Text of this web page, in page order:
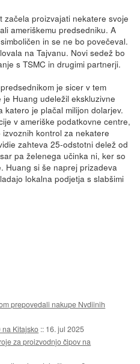
proizvajati nekatere svoje
ameriškemu predsedniku. A
in se ne bo povečeval.
na Tajvanu. Novi sedež bo
s TSMC in drugimi partnerji.
je sicer v tem
Huang udeležil ekskluzivne
je plačal milijon dolarjev.
v ameriške podatkovne centre,
kontrol za nekatere
zahteva 25-odstotni delež od
pa želenega učinka ni, ker so
Huang si še naprej prizadeva
lokalna podjetja s slabšimi
prepovedali nakupe Nvdiinih
na Kitajsko :: 16. jul 2025
za proizvodnjo čipov na